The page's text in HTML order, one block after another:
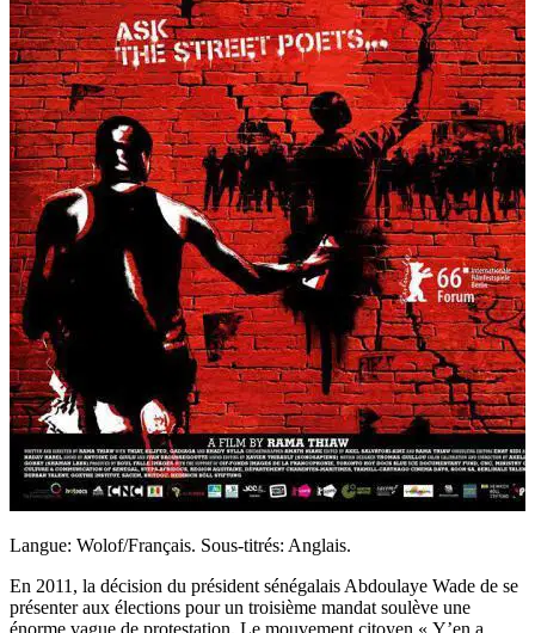
Langue: Wolof/Français. Sous-titrés: Anglais.
En 2011, la décision du président sénégalais Abdoulaye Wade de se
présenter aux élections pour un troisième mandat soulève une